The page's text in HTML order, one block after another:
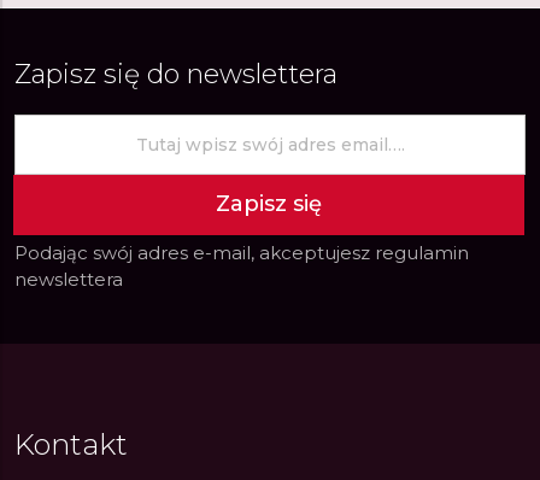
Zapisz się do newslettera
Zapisz się
Podając swój adres e-mail, akceptujesz regulamin
newslettera
Kontakt